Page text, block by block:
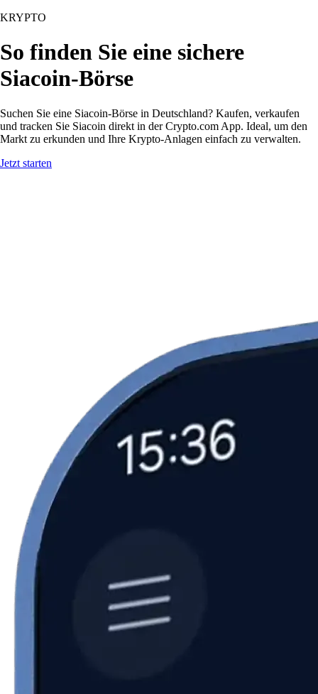
KRYPTO
So finden Sie eine sichere
Siacoin-Börse
Suchen Sie eine Siacoin-Börse in Deutschland? Kaufen, verkaufen
und tracken Sie Siacoin direkt in der Crypto.com App. Ideal, um den
Markt zu erkunden und Ihre Krypto-Anlagen einfach zu verwalten.
Jetzt starten